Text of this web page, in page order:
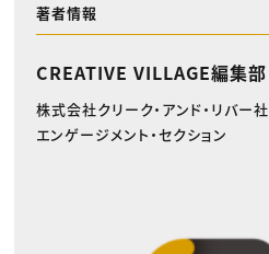
著者情報
CREATIVE VILLAGE編集部
株式会社クリーク・アンド・リバー社
エンゲージメント・セクション